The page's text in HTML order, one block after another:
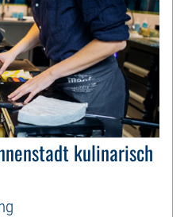
kulinarisch